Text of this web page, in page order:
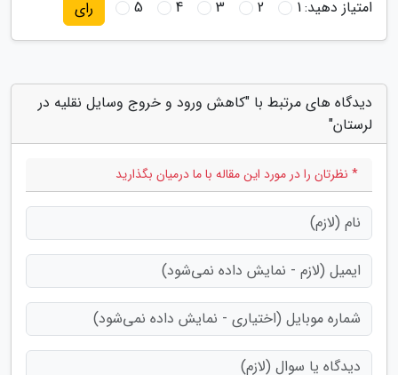
امتیاز دهید:1
2
3
4
5 رای
دیدگاه های مرتبط با "کاهش ورود و خروج وسایل نقلیه در
لرستان"
* نظرتان را در مورد این مقاله با ما درمیان بگذارید